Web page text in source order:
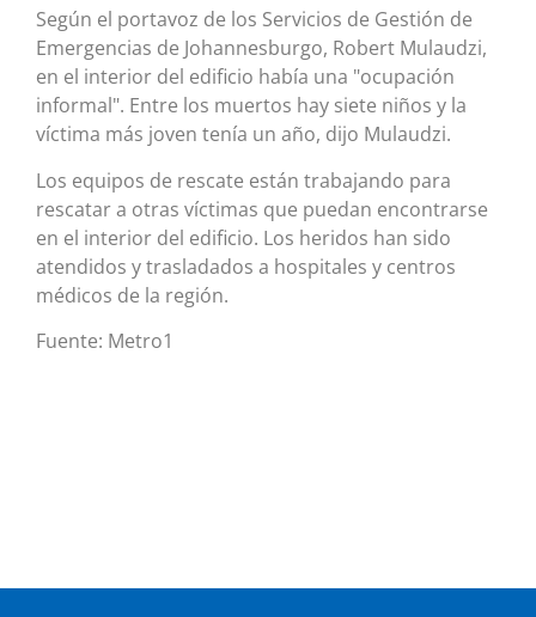
Según el portavoz de los Servicios de Gestión de
Emergencias de Johannesburgo, Robert Mulaudzi,
en el interior del edificio había una "ocupación
informal". Entre los muertos hay siete niños y la
víctima más joven tenía un año, dijo Mulaudzi.
Los equipos de rescate están trabajando para
rescatar a otras víctimas que puedan encontrarse
en el interior del edificio. Los heridos han sido
atendidos y trasladados a hospitales y centros
médicos de la región.
Fuente: Metro1